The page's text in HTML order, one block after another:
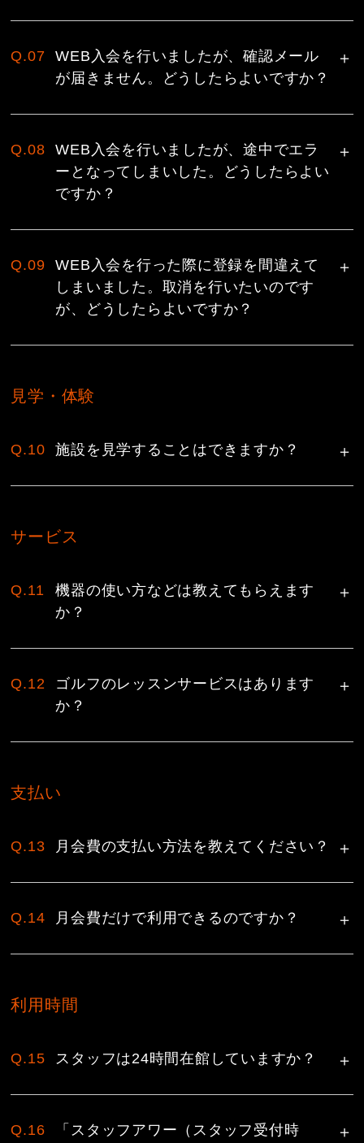
Q.07
WEB入会を行いましたが、確認メール
が届きません。どうしたらよいですか？
Q.08
WEB入会を行いましたが、途中でエラ
ーとなってしまいした。どうしたらよい
ですか？
Q.09
WEB入会を行った際に登録を間違えて
しまいました。取消を行いたいのです
が、どうしたらよいですか？
見学・体験
Q.10 施設を見学することはできますか？
サービス
Q.11
機器の使い方などは教えてもらえます
か？
Q.12
ゴルフのレッスンサービスはあります
か？
支払い
Q.13 月会費の支払い方法を教えてください？
Q.14 月会費だけで利用できるのですか？
利用時間
Q.15 スタッフは24時間在館していますか？
Q.16
「スタッフアワー（スタッフ受付時